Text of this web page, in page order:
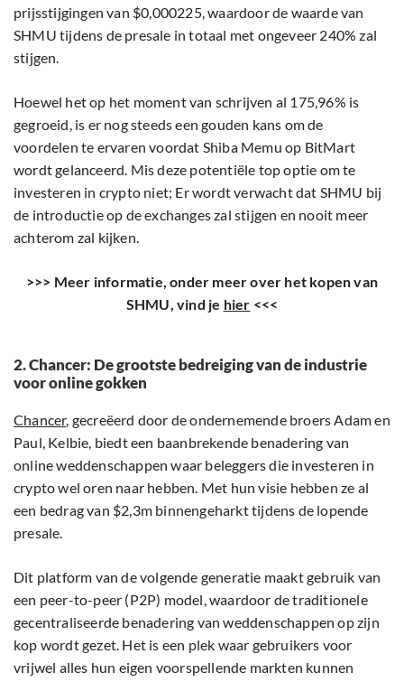
prijsstijgingen van $0,000225, waardoor de waarde van
SHMU tijdens de presale in totaal met ongeveer 240% zal
stijgen.
Hoewel het op het moment van schrijven al 175,96% is
gegroeid, is er nog steeds een gouden kans om de
voordelen te ervaren voordat Shiba Memu op BitMart
wordt gelanceerd. Mis deze potentiële top optie om te
investeren in crypto niet; Er wordt verwacht dat SHMU bij
de introductie op de exchanges zal stijgen en nooit meer
achterom zal kijken.
>>> Meer informatie, onder meer over het kopen van
SHMU, vind je hier <<<
2. Chancer: De grootste bedreiging van de industrie
voor online gokken
Chancer, gecreëerd door de ondernemende broers Adam en
Paul, Kelbie, biedt een baanbrekende benadering van
online weddenschappen waar beleggers die investeren in
crypto wel oren naar hebben. Met hun visie hebben ze al
een bedrag van $2,3m binnengeharkt tijdens de lopende
presale.
Dit platform van de volgende generatie maakt gebruik van
een peer-to-peer (P2P) model, waardoor de traditionele
gecentraliseerde benadering van weddenschappen op zijn
kop wordt gezet. Het is een plek waar gebruikers voor
vrijwel alles hun eigen voorspellende markten kunnen